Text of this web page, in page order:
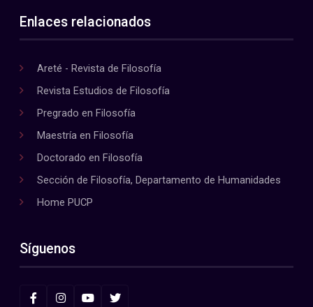
Enlaces relacionados
Areté - Revista de Filosofía
Revista Estudios de Filosofía
Pregrado en Filosofía
Maestría en Filosofía
Doctorado en Filosofía
Sección de Filosofía, Departamento de Humanidades
Home PUCP
Síguenos